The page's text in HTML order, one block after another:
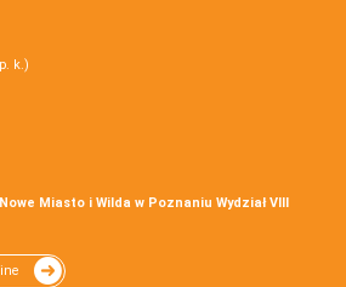
k.)
Miasto i Wilda w Poznaniu Wydział VIII